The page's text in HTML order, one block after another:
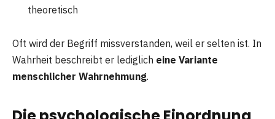
theoretisch
Oft wird der Begriff missverstanden, weil er selten ist. In
Wahrheit beschreibt er lediglich eine Variante
menschlicher Wahrnehmung.